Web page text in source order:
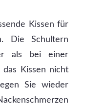
Kissen für
Die Schultern
als bei einer
Kissen nicht
Sie wieder